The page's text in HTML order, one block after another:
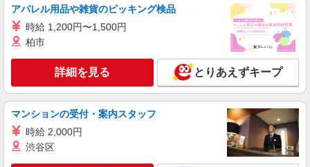
株式会社kotrio /●YK-H-2013649
センター南駅≫未経験・無資格から看護助手へ
通費全支給(ガソリン代含む)＞
横浜市都筑区 センター南駅スグ
キープ 詳細を見る
職業紹介
株式会社kotrio /●YK-S-2114631
アパレル用品や雑貨のピッキング検品
時給 1,200円〜1,500円
柏市
詳細を見る とりあえずキープ
マンションの受付・案内スタッフ
時給 2,000円
渋谷区